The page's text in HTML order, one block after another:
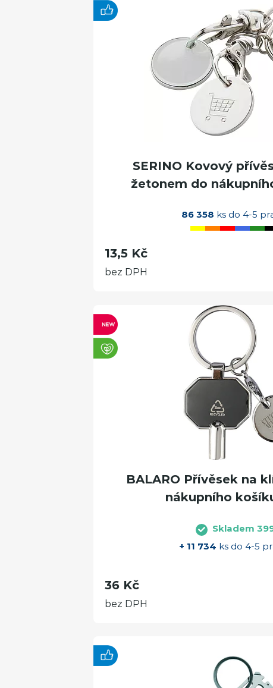
SERINO Kovový
žetonem do
86 358 ks do 4-5
13,5 Kč
bez DPH
BALARO Přívěsek na
nákupního
Skladem
+ 11 734 ks do 4-5
36 Kč
bez DPH